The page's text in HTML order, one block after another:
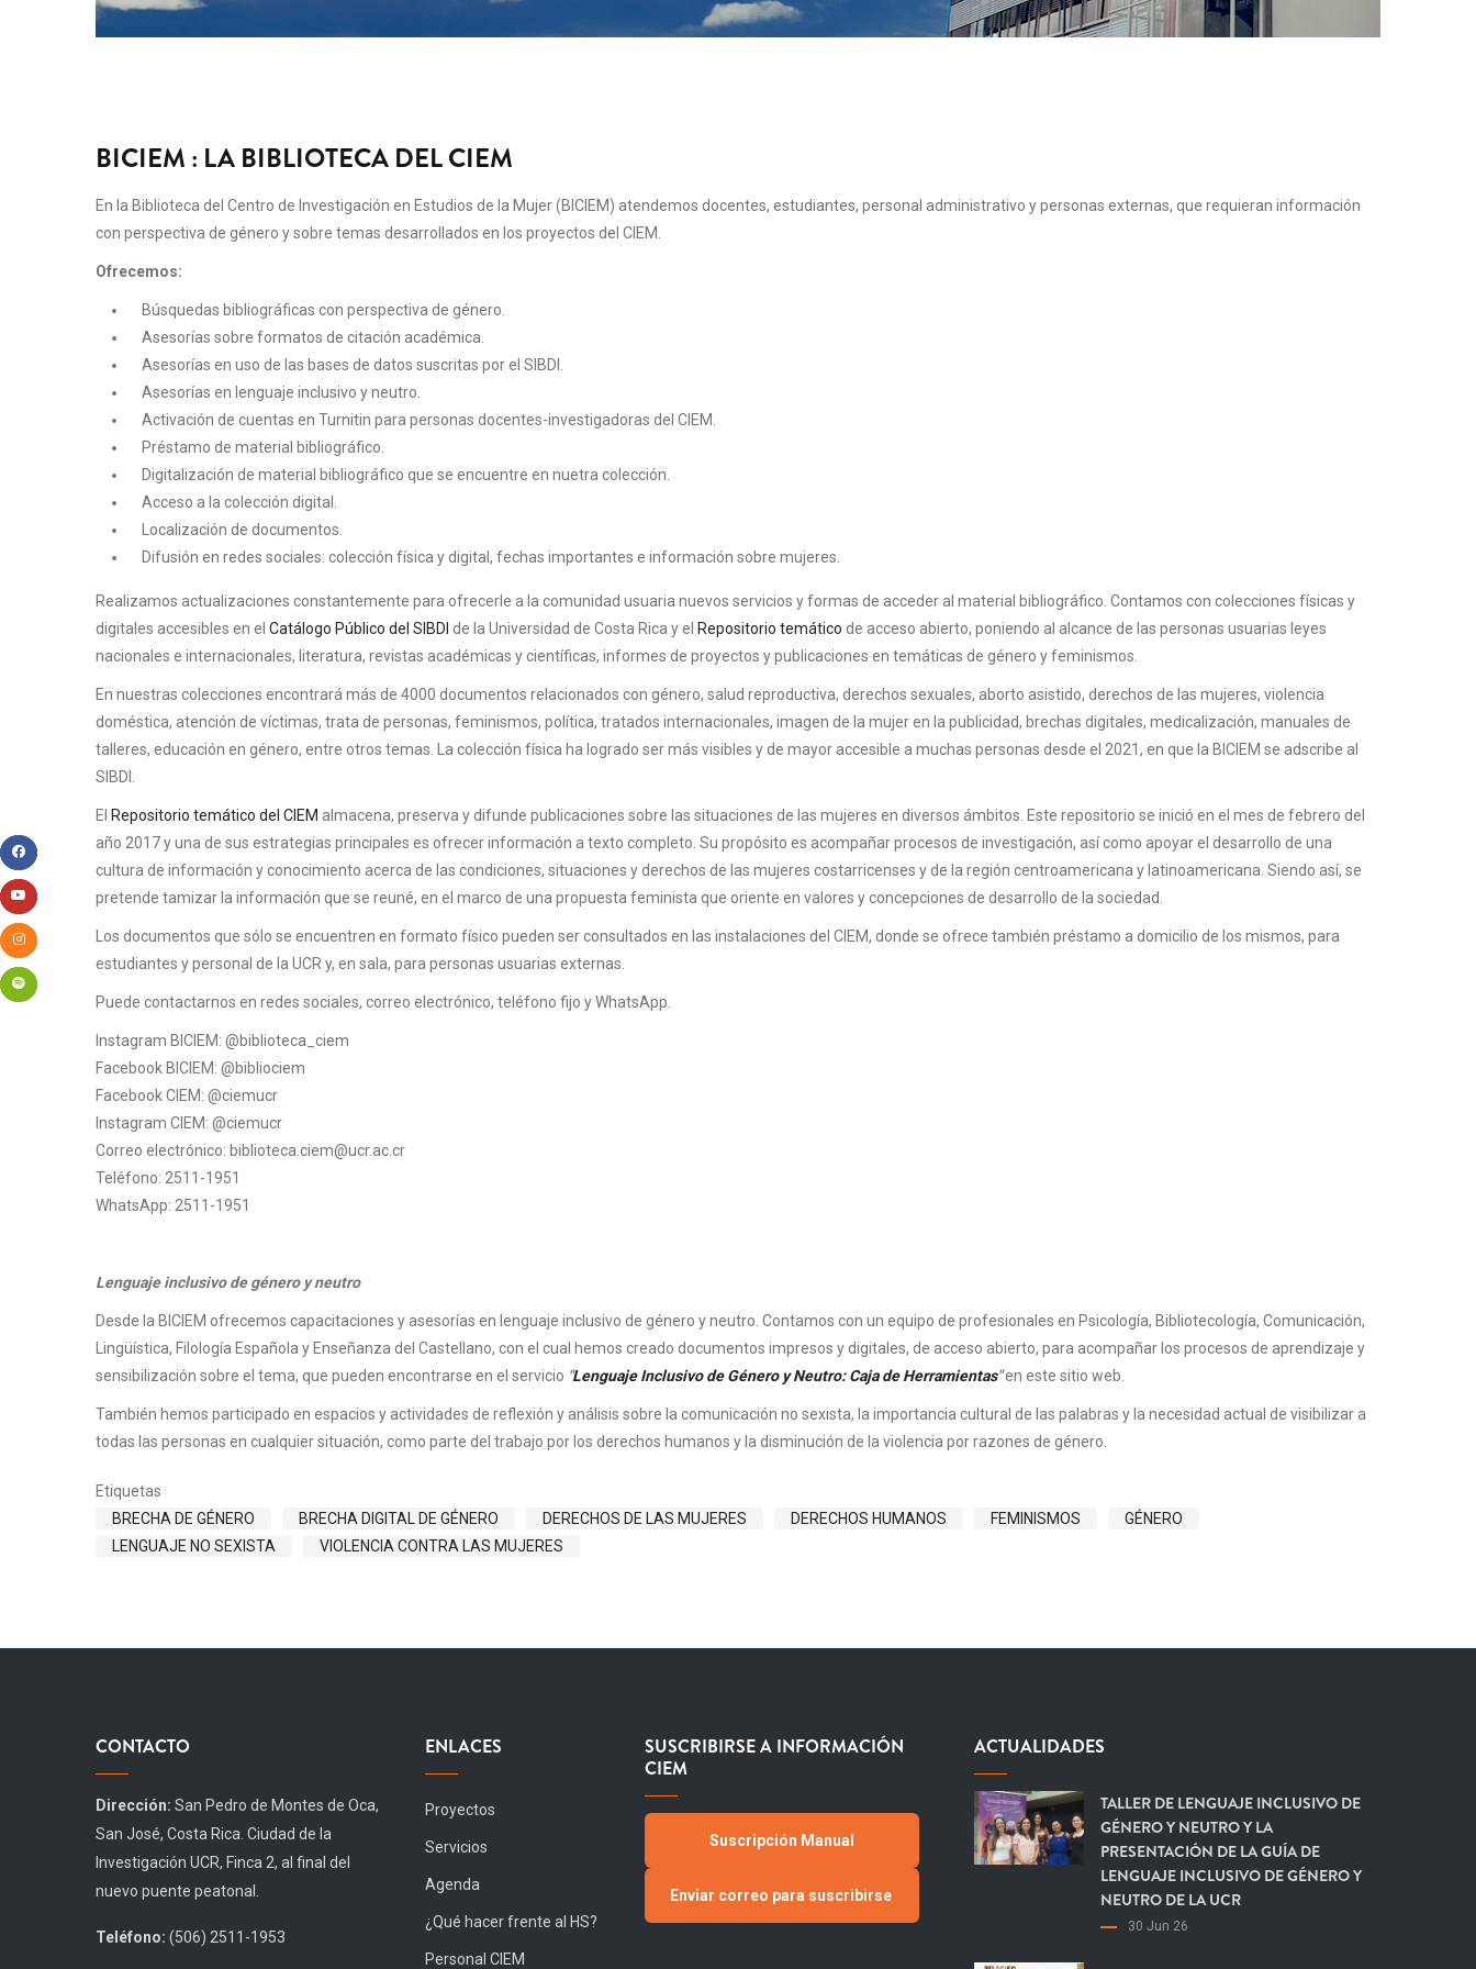
BICIEM : LA BIBLIOTECA DEL CIEM
En la Biblioteca del Centro de Investigación en Estudios de la Mujer (BICIEM) atendemos docentes, estudiantes, personal administrativo y personas externas, que requieran información
con perspectiva de género y sobre temas desarrollados en los proyectos del CIEM.
Ofrecemos:
Búsquedas bibliográficas con perspectiva de género.
Asesorías sobre formatos de citación académica.
Asesorías en uso de las bases de datos suscritas por el SIBDI.
Asesorías en lenguaje inclusivo y neutro.
Activación de cuentas en Turnitin para personas docentes-investigadoras del CIEM.
Préstamo de material bibliográfico.
Digitalización de material bibliográfico que se encuentre en nuetra colección.
Acceso a la colección digital.
Localización de documentos.
Difusión en redes sociales: colección física y digital, fechas importantes e información sobre mujeres.
Realizamos actualizaciones constantemente para ofrecerle a la comunidad usuaria nuevos servicios y formas de acceder al material bibliográfico. Contamos con colecciones físicas y
digitales accesibles en el Catálogo Público del SIBDI de la Universidad de Costa Rica y el Repositorio temático de acceso abierto, poniendo al alcance de las personas usuarias leyes
nacionales e internacionales, literatura, revistas académicas y científicas, informes de proyectos y publicaciones en temáticas de género y feminismos.
En nuestras colecciones encontrará más de 4000 documentos relacionados con género, salud reproductiva, derechos sexuales, aborto asistido, derechos de las mujeres, violencia
doméstica, atención de víctimas, trata de personas, feminismos, política, tratados internacionales, imagen de la mujer en la publicidad, brechas digitales, medicalización, manuales de
talleres, educación en género, entre otros temas. La colección física ha logrado ser más visibles y de mayor accesible a muchas personas desde el 2021, en que la BICIEM se adscribe al
SIBDI.
El Repositorio temático del CIEM almacena, preserva y difunde publicaciones sobre las situaciones de las mujeres en diversos ámbitos. Este repositorio se inició en el mes de febrero del
año 2017 y una de sus estrategias principales es ofrecer información a texto completo. Su propósito es acompañar procesos de investigación, así como apoyar el desarrollo de una
cultura de información y conocimiento acerca de las condiciones, situaciones y derechos de las mujeres costarricenses y de la región centroamericana y latinoamericana. Siendo así, se
pretende tamizar la información que se reuné, en el marco de una propuesta feminista que oriente en valores y concepciones de desarrollo de la sociedad.
Los documentos que sólo se encuentren en formato físico pueden ser consultados en las instalaciones del CIEM, donde se ofrece también préstamo a domicilio de los mismos, para
estudiantes y personal de la UCR y, en sala, para personas usuarias externas.
Puede contactarnos en redes sociales, correo electrónico, teléfono fijo y WhatsApp.
Instagram BICIEM: @biblioteca_ciem
Facebook BICIEM: @bibliociem
Facebook CIEM: @ciemucr
Instagram CIEM: @ciemucr
Correo electrónico: biblioteca.ciem@ucr.ac.cr
Teléfono: 2511-1951
WhatsApp: 2511-1951
Lenguaje inclusivo de género y neutro
Desde la BICIEM ofrecemos capacitaciones y asesorías en lenguaje inclusivo de género y neutro. Contamos con un equipo de profesionales en Psicología, Bibliotecología, Comunicación,
Lingüística, Filología Española y Enseñanza del Castellano, con el cual hemos creado documentos impresos y digitales, de acceso abierto, para acompañar los procesos de aprendizaje y
sensibilización sobre el tema, que pueden encontrarse en el servicio "Lenguaje Inclusivo de Género y Neutro: Caja de Herramientas"en este sitio web.
También hemos participado en espacios y actividades de reflexión y análisis sobre la comunicación no sexista, la importancia cultural de las palabras y la necesidad actual de visibilizar a
todas las personas en cualquier situación, como parte del trabajo por los derechos humanos y la disminución de la violencia por razones de género.
Etiquetas
BRECHA DE GÉNERO
BRECHA DIGITAL DE GÉNERO DERECHOS DE LAS MUJERES DERECHOS HUMANOS FEMINISMOS
GÉNERO
LENGUAJE NO SEXISTA
VIOLENCIA CONTRA LAS MUJERES
CONTACTO
Dirección: San Pedro de Montes de Oca,
San José, Costa Rica. Ciudad de la
Investigación UCR, Finca 2, al final del
nuevo puente peatonal.
Teléfono: (506) 2511-1953
ENLACES
Proyectos
Servicios
Agenda
¿Qué hacer frente al HS?
Personal CIEM
SUSCRIBIRSE A INFORMACIÓN
CIEM
Suscripción Manual
Enviar correo para suscribirse
ACTUALIDADES
TALLER DE LENGUAJE INCLUSIVO DE
GÉNERO Y NEUTRO Y LA
PRESENTACIÓN DE LA GUÍA DE
LENGUAJE INCLUSIVO DE GÉNERO Y
NEUTRO DE LA UCR
30 Jun 26